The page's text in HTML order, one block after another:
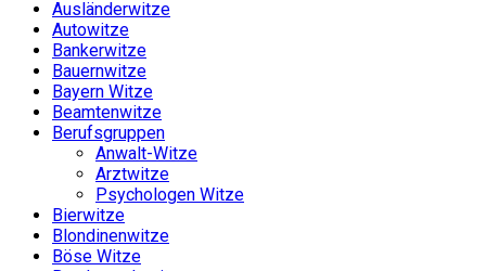
Ausländerwitze
Autowitze
Bankerwitze
Bauernwitze
Bayern Witze
Beamtenwitze
Berufsgruppen
Anwalt-Witze
Arztwitze
Psychologen Witze
Bierwitze
Blondinenwitze
Böse Witze